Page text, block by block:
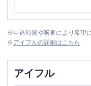
※申込時間や審査により希望
※アイフルの詳細はこちら
アイフル